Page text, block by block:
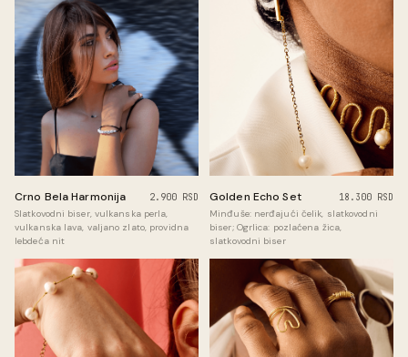
Crno Bela Harmonija
2.900 RSD
Slatkovodni biser, vulkanska perla,
vulkanska lava, valjano zlato, providna
lebdeća nit
Golden Echo Set
18.300 RSD
Minđuše: nerđajući čelik, slatkovodni
biser; Ogrlica: pozlaćena žica,
slatkovodni biser